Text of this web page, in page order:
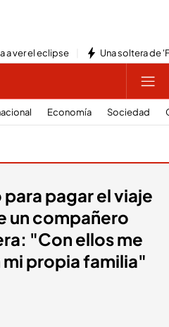
a ver el eclipse Una soltera de
Economía Sociedad
pagar el viaje
un compañero
"Con ellos me
propia familia"